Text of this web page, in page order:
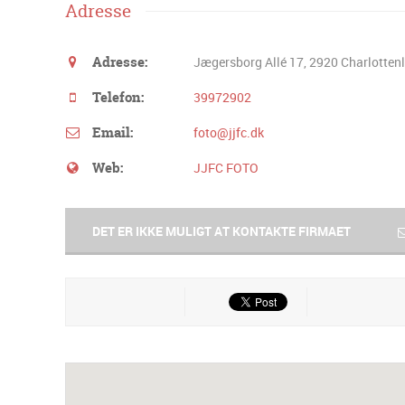
Adresse
Adresse: Jægersborg Allé 17, 2920
Telefon: 39972902
Email: foto@jjfc.dk
Web: JJFC FOTO
DET ER IKKE MULIGT AT KONTAKTE FIRMAET